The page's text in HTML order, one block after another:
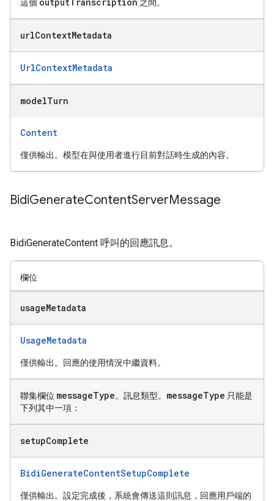
這個
之間。
urlContextMetadata
UrlContextMetadata
modelTurn
Content
僅供輸出。模型在與使用者進行目前對話時生成的內容。
BidiGenerateContentServerMessage
BidiGenerateContent 呼叫的回應訊息。
欄位
usageMetadata
UsageMetadata
僅供輸出。回應的使用情況中繼資料。
聯集欄位 messageType。訊息類型。 messageType 只能是
下列其中一項：
setupComplete
BidiGenerateContentSetupComplete
僅供輸出。設定完成後，系統會傳送這則訊息，回應用戶端的